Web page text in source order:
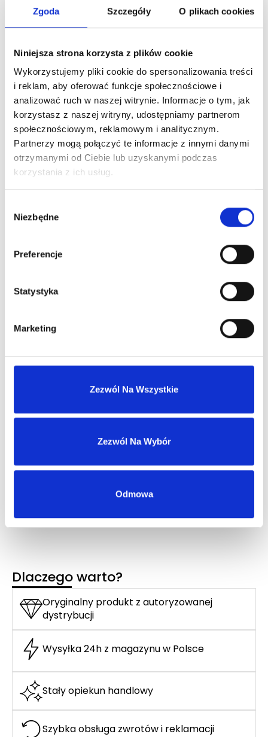
Zgoda Szczegóły O plikach cookies
Niniejsza strona korzysta z plików cookie
Wykorzystujemy pliki cookie do spersonalizowania treści
i reklam, aby oferować funkcje społecznościowe i
analizować ruch w naszej witrynie. Informacje o tym, jak
korzystasz z naszej witryny, udostępniamy partnerom
społecznościowym, reklamowym i analitycznym.
Partnerzy mogą połączyć te informacje z innymi danymi
otrzymanymi od Ciebie lub uzyskanymi podczas
korzystania z ich usług.
zgody
Niezbędne
Preferencje
Statystyka
Marketing
Zezwól Na Wszystkie
Zezwól Na Wybór
Odmowa
To również może Ciebie
Zaloguj się, aby zobaczyć cenę
HERRERA LA BOMBA EDP
woda perfumowana
Dowiedz się więcej
Zaloguj się
Zaloguj się, aby zobaczyć cenę
Zaloguj się
DOLCE&GABBANA DEVOTION POUR HOMME EDP
woda perfumowana
Dlaczego warto?
Oryginalny produkt z autoryzowanej
dystrybucji
Wysyłka 24h z magazynu w Polsce
Stały opiekun handlowy
Szybka obsługa zwrotów i reklamacji